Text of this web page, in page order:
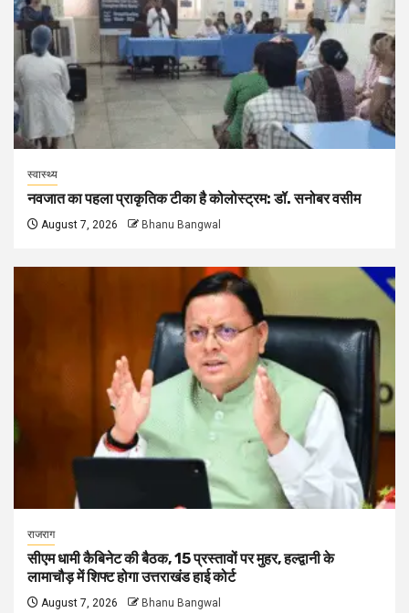
स्वास्थ्य
नवजात का पहला प्राकृतिक टीका है कोलोस्ट्रम: डॉ. सनोबर वसीम
August 7, 2026 Bhanu Bangwal
राजराग
सीएम धामी कैबिनेट की बैठक, 15 प्रस्तावों पर मुहर, हल्द्वानी के
लामाचौड़ में शिफ्ट होगा उत्तराखंड हाई कोर्ट
August 7, 2026 Bhanu Bangwal